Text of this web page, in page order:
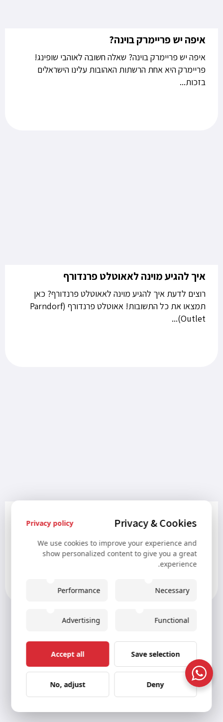
איפה יש פריימרק בוינה?
איפה יש פריימרק בוינה? שאלה חשובה לאוהבי שופינג!
פריימרק היא אחת הרשתות האהובות עלינו הישראלים
בזכות...
איך להגיע מוינה לאאוטלט פרנדורף
רוצים לדעת איך להגיע מוינה לאאוטלט פרנדורף? כאן
תמצאו את כל התשובות! אאוטלט פרנדורף (Parndorf
Outlet)...
רוצים לדעת איפה ואיך הכי כדאי להחליף כסף בוינה? הנה
מידע שכדאי לדעת! המטבע הנהוג באוסטריה הוא האירו,...
Privacy & Cookies
Privacy policy
We use cookies to improve your experience and
show personalized content to give you a great
experience.
Necessary
Performance
Functional
Advertising
Save selection
Accept all
Deny
No, adjust